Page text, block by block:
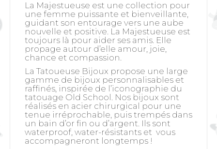
La Majestueuse est une collection pour
une femme puissante et bienveillante,
guidant son entourage vers une aube
nouvelle et positive. La Majestueuse est
toujours là pour aider ses amis. Elle
propage autour d’elle amour, joie,
chance et compassion.
La Tatoueuse Bijoux propose une large
gamme de bijoux personnalisables et
raffinés, inspirée de l’iconographie du
tatouage Old School. Nos bijoux sont
réalisés en acier chirurgical pour une
tenue irréprochable, puis trempés dans
un bain d’or fin ou d’argent. Ils sont
waterproof, water-résistants et vous
accompagneront longtemps !